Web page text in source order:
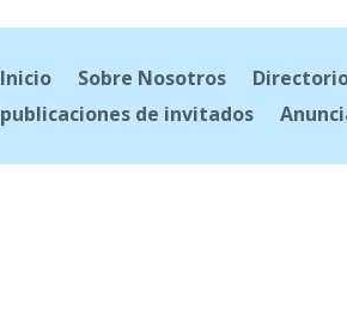
Inicio Sobre Nosotros
publicaciones de invitados